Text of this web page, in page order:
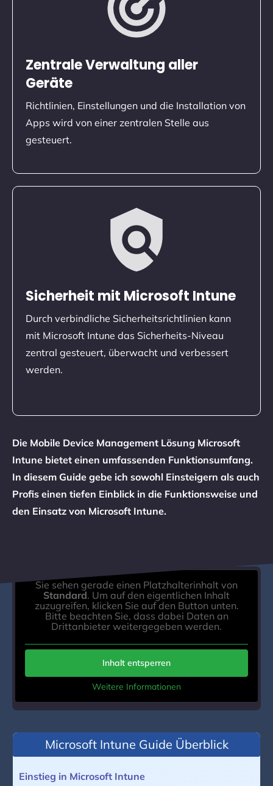
Zentrale Verwaltung aller
Geräte
Richtlinien, Einstellungen und die Installation von
Apps wird von einer zentralen Stelle aus
gesteuert.
Sicherheit mit Microsoft Intune
Durch verbindliche Sicherheitsrichtlinien kann
mit Microsoft Intune das Sicherheits-Niveau
zentral gesteuert, überwacht und verbessert
werden.
Die Mobile Device Management Lösung Microsoft
Intune bietet einen umfassenden Funktionsumfang.
In diesem Guide gebe ich sowohl Einsteigern als auch
Profis einen tiefen Einblick in die Funktionsweise und
den Einsatz von Microsoft Intune.
Sie sehen gerade einen Platzhalterinhalt von
Standard. Um auf den eigentlichen Inhalt
zuzugreifen, klicken Sie auf den Button unten.
Bitte beachten Sie, dass dabei Daten an
Drittanbieter weitergegeben werden.
Inhalt entsperren
Weitere Informationen
Microsoft Intune Guide Überblick
Einstieg in Microsoft Intune